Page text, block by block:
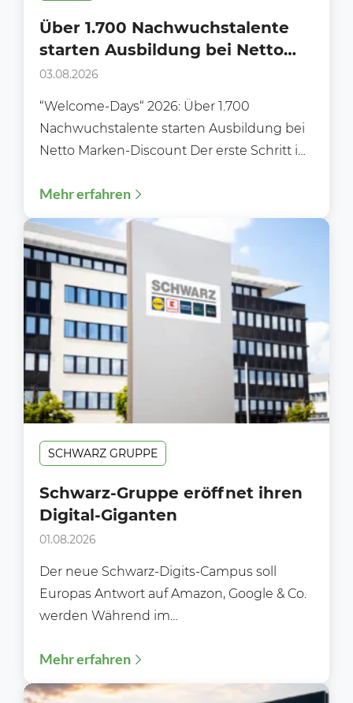
Über 1.700 Nachwuchstalente
starten Ausbildung bei Netto
Marken-Discount
03.08.2026
“Welcome-Days“ 2026: Über 1.700
Nachwuchstalente starten Ausbildung bei
Netto Marken-Discount Der erste Schritt ins
Ausbildungsstart 2026: Über 1.700...
Mehr erfahren
SCHWARZ GRUPPE
Schwarz-Gruppe eröffnet ihren
Digital-Giganten
01.08.2026
Der neue Schwarz-Digits-Campus soll
Europas Antwort auf Amazon, Google & Co.
werden Während im
Filialen, Preisaktionen oder Sortimente...
Mehr erfahren